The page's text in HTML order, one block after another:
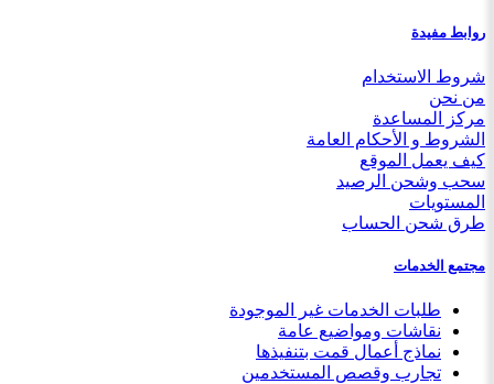
روابط مفيدة
شروط الاستخدام
من نحن
مركز المساعدة
الشروط و الأحكام العامة
كيف يعمل الموقع
سحب وشحن الرصيد
المستويات
طرق شحن الحساب
مجتمع الخدمات
طلبات الخدمات غير الموجودة
نقاشات ومواضيع عامة
نماذج أعمال قمت بتنفيذها
تجارب وقصص المستخدمين